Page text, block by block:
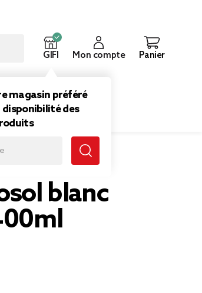
GIFI
magasin préféré
des
Mon compte Panier
blanc